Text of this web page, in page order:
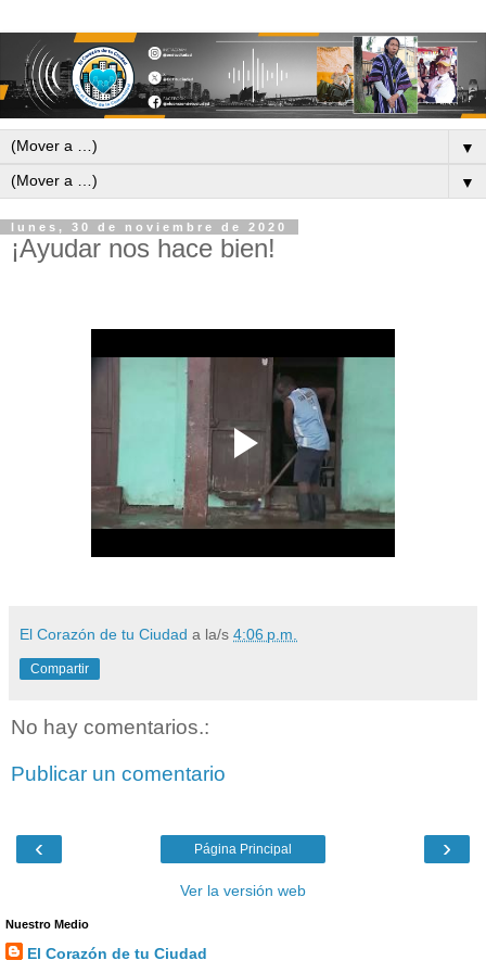
▼
▼
lunes, 30 de noviembre de 2020
¡Ayudar nos hace bien!
El Corazón de tu Ciudad a la/s 4:06 p.m.
Compartir
No hay comentarios.:
Publicar un comentario
‹ ›
Página Principal
Ver la versión web
Nuestro Medio
El Corazón de tu Ciudad